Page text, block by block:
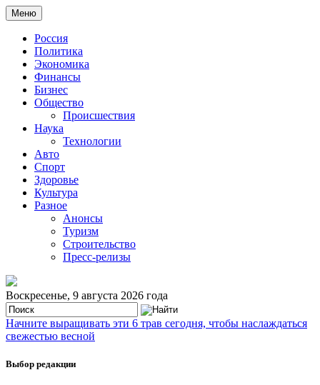
Меню
Россия
Политика
Экономика
Финансы
Бизнес
Общество
Происшествия
Наука
Технологии
Авто
Спорт
Здоровье
Культура
Разное
Анонсы
Туризм
Строительство
Пресс-релизы
Воскресенье, 9 августа 2026 года
Начните выращивать эти 6 трав сегодня, чтобы наслаждаться
свежестью весной
Выбор редакции